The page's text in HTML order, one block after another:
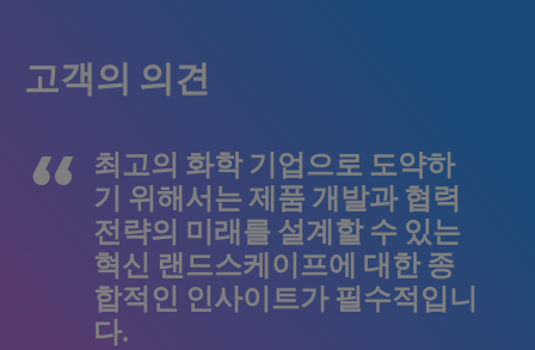
고객의 의견
최고의 화학 기업으로 도약하
기 위해서는 제품 개발과 협력
전략의 미래를 설계할 수 있는
혁신 랜드스케이프에 대한 종
합적인 인사이트가 필수적입니
다.